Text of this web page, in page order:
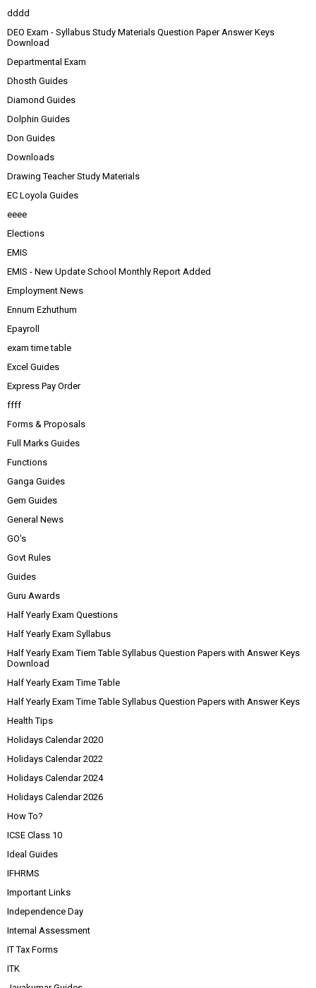
dddd
DEO Exam - Syllabus Study Materials Question Paper Answer Keys
Download
Departmental Exam
Dhosth Guides
Diamond Guides
Dolphin Guides
Don Guides
Downloads
Drawing Teacher Study Materials
EC Loyola Guides
eeee
Elections
EMIS
EMIS - New Update School Monthly Report Added
Employment News
Ennum Ezhuthum
Epayroll
exam time table
Excel Guides
Express Pay Order
ffff
Forms & Proposals
Full Marks Guides
Functions
Ganga Guides
Gem Guides
General News
GO's
Govt Rules
Guides
Guru Awards
Half Yearly Exam Questions
Half Yearly Exam Syllabus
Half Yearly Exam Tiem Table Syllabus Question Papers with Answer Keys
Download
Half Yearly Exam Time Table
Half Yearly Exam Time Table Syllabus Question Papers with Answer Keys
Health Tips
Holidays Calendar 2020
Holidays Calendar 2022
Holidays Calendar 2024
Holidays Calendar 2026
How To?
ICSE Class 10
Ideal Guides
IFHRMS
Important Links
Independence Day
Internal Assessment
IT Tax Forms
ITK